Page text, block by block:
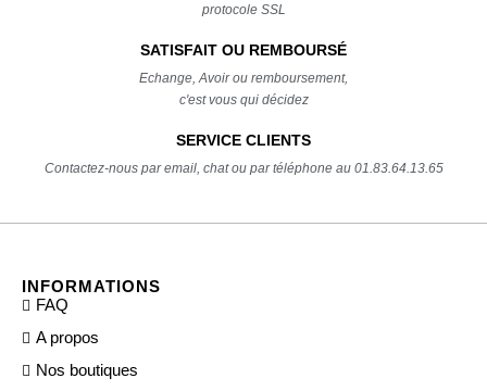
protocole SSL
SATISFAIT OU REMBOURSÉ
Echange, Avoir ou remboursement,
c'est vous qui décidez
SERVICE CLIENTS
Contactez-nous par email, chat ou par téléphone au 01.83.64.13.65
INFORMATIONS
FAQ
A propos
Nos boutiques